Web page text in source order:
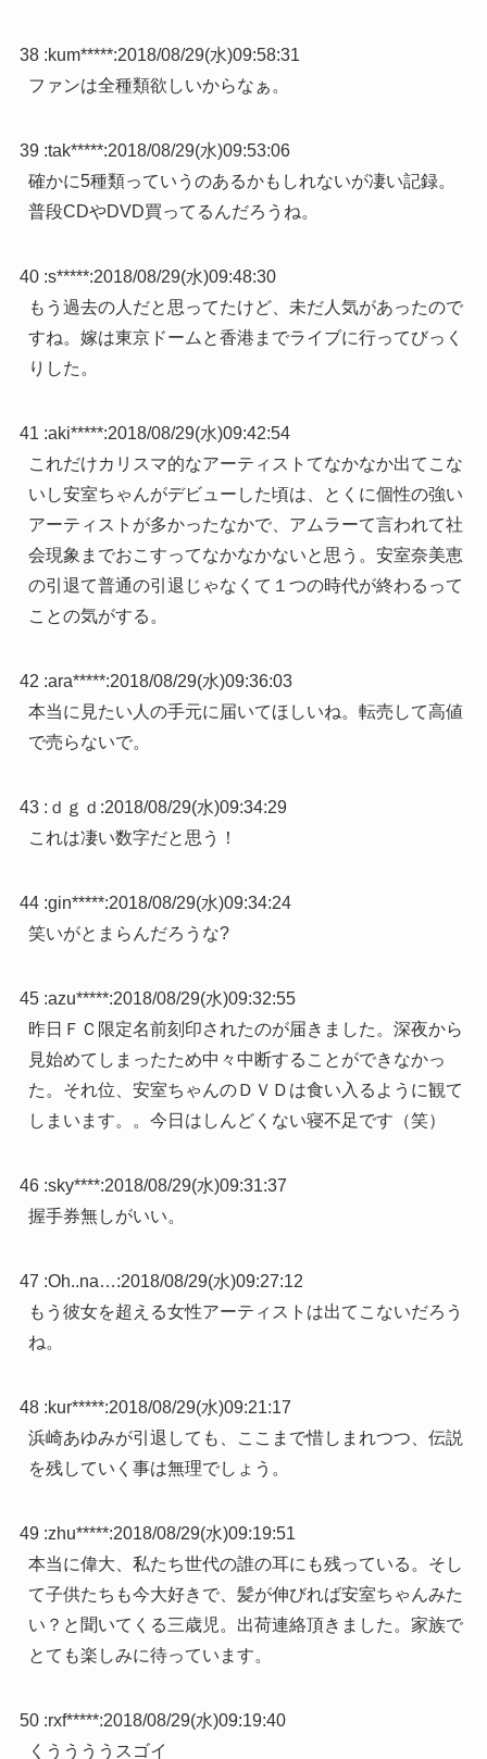
38 :kum*****:2018/08/29(水)09:58:31
ファンは全種類欲しいからなぁ。
39 :tak*****:2018/08/29(水)09:53:06
確かに5種類っていうのあるかもしれないが凄い記録。
普段CDやDVD買ってるんだろうね。
40 :s*****:2018/08/29(水)09:48:30
もう過去の人だと思ってたけど、未だ人気があったので
すね。嫁は東京ドームと香港までライブに行ってびっく
りした。
41 :aki*****:2018/08/29(水)09:42:54
これだけカリスマ的なアーティストてなかなか出てこな
いし安室ちゃんがデビューした頃は、とくに個性の強い
アーティストが多かったなかで、アムラーて言われて社
会現象までおこすってなかなかないと思う。安室奈美恵
の引退て普通の引退じゃなくて１つの時代が終わるって
ことの気がする。
42 :ara*****:2018/08/29(水)09:36:03
本当に見たい人の手元に届いてほしいね。転売して高値
で売らないで。
43 : ｄｇｄ :2018/08/29(水)09:34:29
これは凄い数字だと思う！
44 :gin*****:2018/08/29(水)09:34:24
笑いがとまらんだろうな?
45 :azu*****:2018/08/29(水)09:32:55
昨日ＦＣ限定名前刻印されたのが届きました。深夜から
見始めてしまったため中々中断することができなかっ
た。それ位、安室ちゃんのＤＶＤは食い入るように観て
しまいます。。今日はしんどくない寝不足です（笑）
46 :sky****:2018/08/29(水)09:31:37
握手券無しがいい。
47 :Oh..na…:2018/08/29(水)09:27:12
もう彼女を超える女性アーティストは出てこないだろう
ね。
48 :kur*****:2018/08/29(水)09:21:17
浜崎あゆみが引退しても、ここまで惜しまれつつ、伝説
を残していく事は無理でしょう。
49 :zhu*****:2018/08/29(水)09:19:51
本当に偉大、私たち世代の誰の耳にも残っている。そし
て子供たちも今大好きで、髪が伸びれば安室ちゃんみた
い？と聞いてくる三歳児。出荷連絡頂きました。家族で
とても楽しみに待っています。
50 :rxf*****:2018/08/29(水)09:19:40
くううううスゴイ